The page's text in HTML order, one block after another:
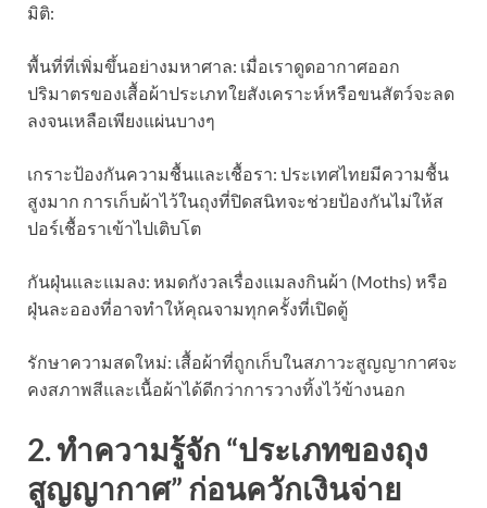
มิติ:
พื้นที่ที่เพิ่มขึ้นอย่างมหาศาล: เมื่อเราดูดอากาศออก
ปริมาตรของเสื้อผ้าประเภทใยสังเคราะห์หรือขนสัตว์จะลด
ลงจนเหลือเพียงแผ่นบางๆ
เกราะป้องกันความชื้นและเชื้อรา: ประเทศไทยมีความชื้น
สูงมาก การเก็บผ้าไว้ในถุงที่ปิดสนิทจะช่วยป้องกันไม่ให้ส
ปอร์เชื้อราเข้าไปเติบโต
กันฝุ่นและแมลง: หมดกังวลเรื่องแมลงกินผ้า (Moths) หรือ
ฝุ่นละอองที่อาจทำให้คุณจามทุกครั้งที่เปิดตู้
รักษาความสดใหม่: เสื้อผ้าที่ถูกเก็บในสภาวะสูญญากาศจะ
คงสภาพสีและเนื้อผ้าได้ดีกว่าการวางทิ้งไว้ข้างนอก
2. ทำความรู้จัก “ประเภทของถุง
สูญญากาศ” ก่อนควักเงินจ่าย